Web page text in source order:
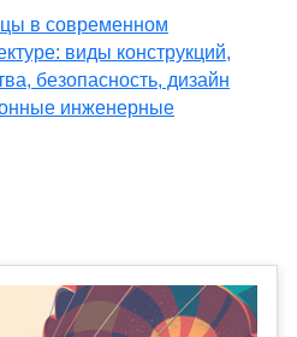
в современном
виды конструкций,
безопасность, дизайн
инженерные